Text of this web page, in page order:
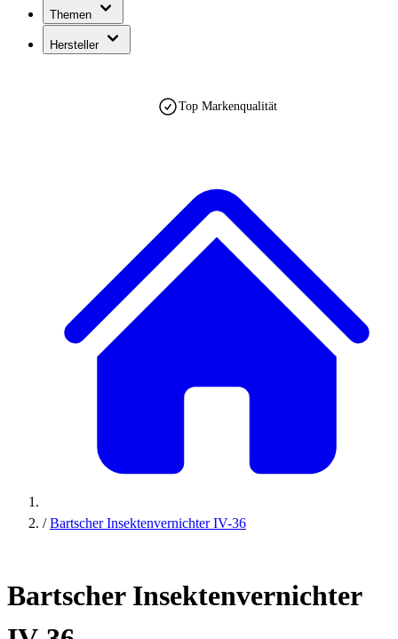
Themen
Hersteller
Top Markenqualität
/ Bartscher Insektenvernichter IV-36
Bartscher Insektenvernichter